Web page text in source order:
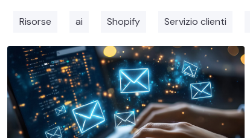
Risorse ai Shopify Servizio clienti